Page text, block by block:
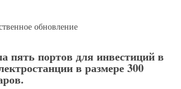
обновление
пять портов для инвестиций в
в размере 300